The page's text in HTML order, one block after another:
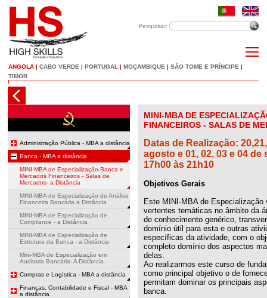
Pesquisar:
ANGOLA | CABO VERDE | PORTUGAL | MOÇAMBIQUE | SÃO TOME E PRÍNCIPE |
TIMOR
Administração Pública - MBA a distância
Banca - MBA a distância
MINI-MBA de Especialização Banca e
Mercados Financeiros - Salas de
Mercados- a Distância
MINI-MBA de Especialização de Análise
Financeira Bancária a Distância
MINI-MBA de Especialização de
Compliance - a Distância
MINI-MBA de Especialização de
Estrutura da Banca - a Distância
Mini-MBA de Especialização em
Auditoria Bancária- A Distância
Compras e Logística - MBA a distância
Finanças, Contabilidade e Fiscal - MBA
a distância
MINI-MBA DE
FINANCEIROS - SALAS DE
Datas de Realização:
agosto e 01, 02, 03 e 04
17h00 às 21h10
Objetivos Gerais
Este MINI-MBA de
vertentes temáticas no âmbito da
de conhecimento genérico,
domínio útil para esta e outras
específicas da atividade, com o
completo domínio dos aspectos
delas.
Ao realizarmos este curso de
como principal objetivo o de
permitam dominar os principais
banca.